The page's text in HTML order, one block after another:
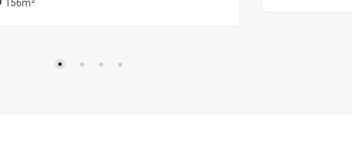
156m²